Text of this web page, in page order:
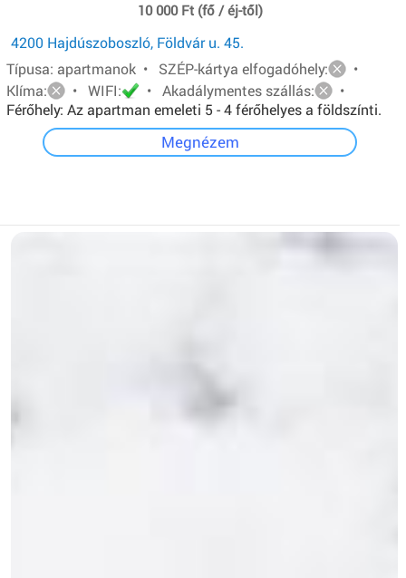
10 000 Ft (fő / éj-től)
4200 Hajdúszoboszló, Földvár u. 45.
Típusa: apartmanok • SZÉP-kártya elfogadóhely:
•
Klíma:
• WIFI: • Akadálymentes szállás:
•
Férőhely: Az apartman emeleti 5 - 4 férőhelyes a földszínti.
Mindkét apartmanban van: egy - egy franciaágy és két ill.
három egyszemélyes ágy.Megnézem